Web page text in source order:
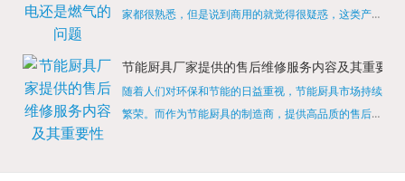
家都很熟悉，但是说到商用的就觉得很疑惑，这类产品
店用的就是商用的吗?还真别说，真被大家猜对了，这
节能厨具厂家提供的售后维修服务内容及其重要性
随着人们对环保和节能的日益重视，节能厨具市场持续
繁荣。而作为节能厨具的制造商，提供高品质的售后维